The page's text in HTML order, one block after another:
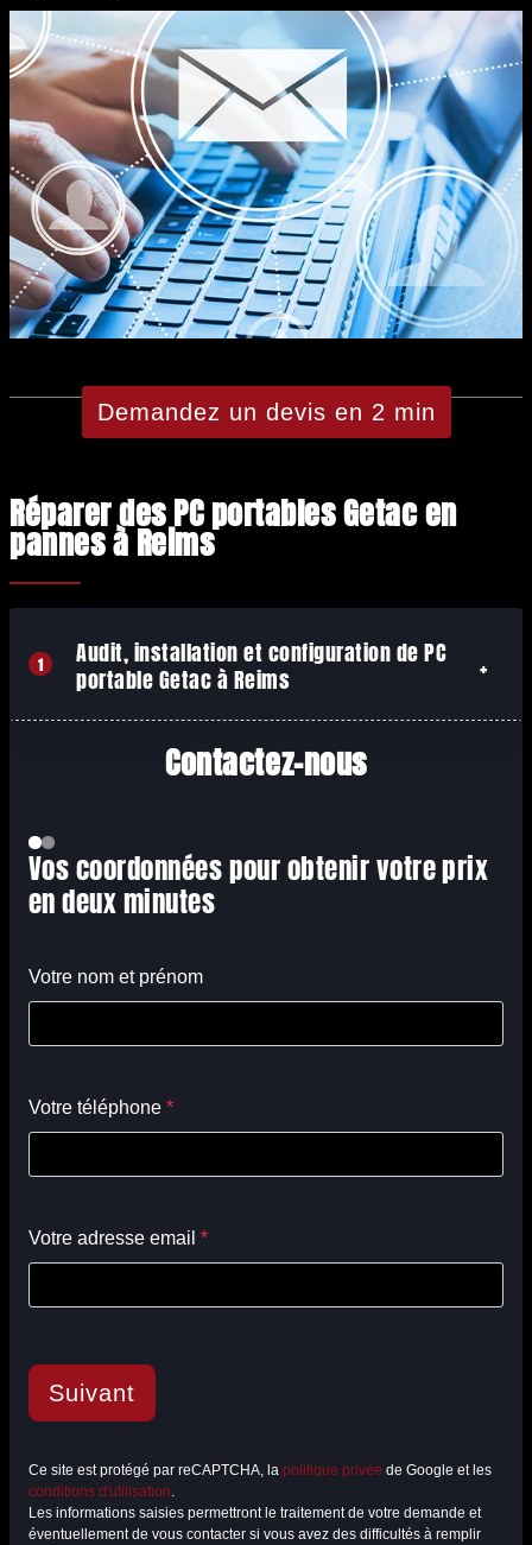
Demandez un devis en 2 min
Réparer des PC portables Getac en
pannes à Reims
1 Audit, installation et configuration de PC
portable Getac à Reims
Contactez-nous
Vos coordonnées pour obtenir votre prix
en deux minutes
Votre nom et prénom
Votre téléphone *
Votre adresse email *
Suivant
Ce site est protégé par reCAPTCHA, la politique privée de Google et les
conditions d'utilisation.
Les informations saisies permettront le traitement de votre demande et
éventuellement de vous contacter si vous avez des difficultés à remplir